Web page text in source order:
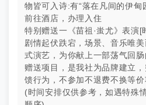
物皆可入诗:有“落在凡间的伊甸
前往酒店，办理入住
特别赠送一《苗祖·蚩尤》表演[
剧情起伏跌宕，场景、音乐唯
式演艺，为你献上一部荡气回
赠送项目，是我社为品牌建立
馈行为，不参加不退费不换等
(时间安排仅供参考，如遇特殊